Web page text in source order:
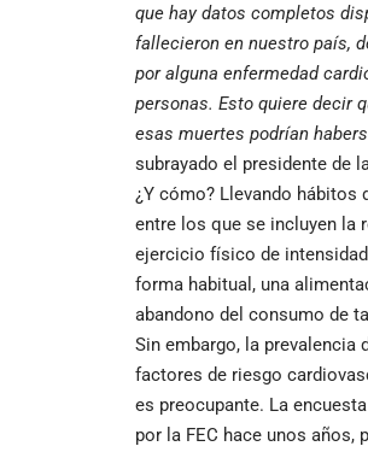
que hay datos completos
fallecieron en nuestro país,
por alguna enfermedad
personas. Esto quiere decir
esas muertes podrían
subrayado el presidente de
¿Y cómo? Llevando hábitos
entre los que se incluyen la
ejercicio físico de
forma habitual, una
abandono del consumo de
Sin embargo, la prevalencia
factores de riesgo
es preocupante. La
por la FEC hace unos años,